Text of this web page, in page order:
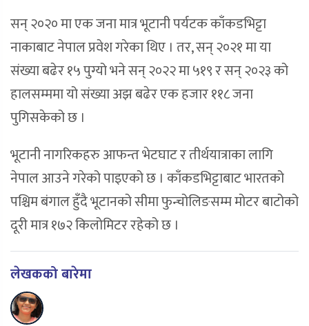
सन् २०२० मा एक जना मात्र भूटानी पर्यटक काँकडभिट्टा
नाकाबाट नेपाल प्रवेश गरेका थिए । तर, सन् २०२१ मा या
संख्या बढेर १५ पुग्यो भने सन् २०२२ मा ५१९ र सन् २०२३ को
हालसम्ममा यो संख्या अझ बढेर एक हजार ११८ जना
पुगिसकेको छ ।
भूटानी नागरिकहरु आफन्त भेटघाट र तीर्थयात्राका लागि
नेपाल आउने गरेको पाइएको छ । काँकडभिट्टाबाट भारतको
पश्चिम बंगाल हुँदै भूटानको सीमा फुन्चोलिङसम्म मोटर बाटोको
दूरी मात्र १७२ किलोमिटर रहेको छ ।
लेखकको बारेमा